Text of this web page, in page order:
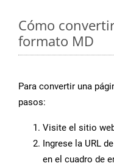
Cómo
formato MD
Para convertir una
pasos:
Visite el sitio
Ingrese la URL
en el cuadro de